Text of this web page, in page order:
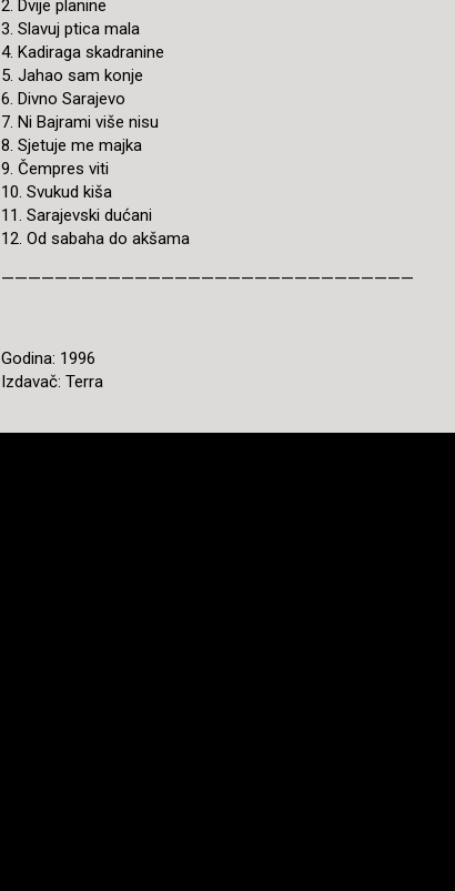
2. Dvije planine
3. Slavuj ptica mala
4. Kadiraga skadranine
5. Jahao sam konje
6. Divno Sarajevo
7. Ni Bajrami više nisu
8. Sjetuje me majka
9. Čempres viti
10. Svukud kiša
11. Sarajevski dućani
12. Od sabaha do akšama
———————————————————————————————
Godina: 1996
Izdavač: Terra